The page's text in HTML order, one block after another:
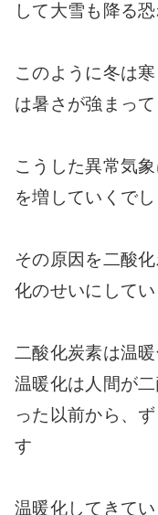
して大雪も降る
このように冬は
は暑さが強まっ
こうした異常気
を増していくでし
その原因を二酸
化のせいにして
二酸化炭素は温
温暖化は人間が
った以前から、
す
温暖化してきて